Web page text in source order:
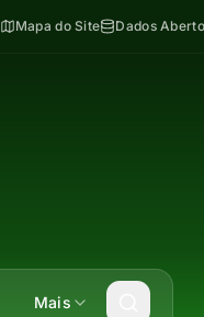
Mapa do Site Dados
Mais